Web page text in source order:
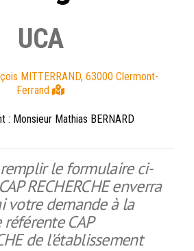
UCA
MITTERRAND, 63000 Clermont-
Ferrand
: Monsieur Mathias BERNARD
le formulaire ci-
RECHERCHE enverra
votre demande à la
CAP
de l'établissement